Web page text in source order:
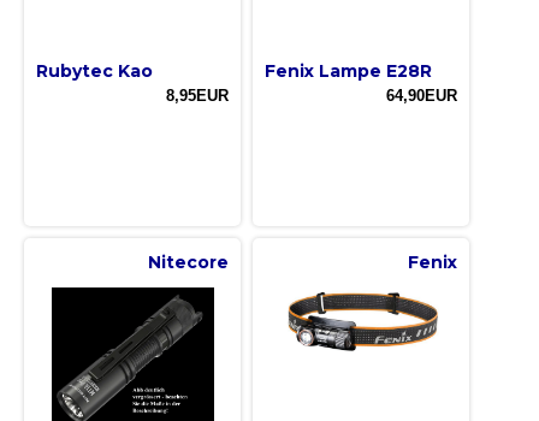
Rubytec Kao
8,95EUR
Fenix Lampe E28R
64,90EUR
Nitecore Fenix